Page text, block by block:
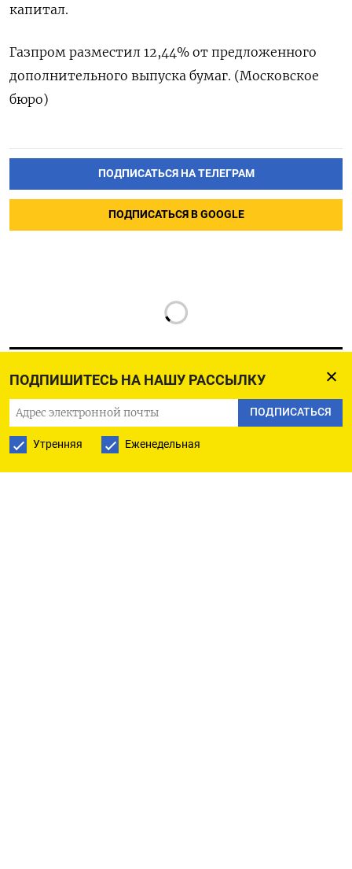
ПОДПИШИТЕСЬ НА НАШУ РАССЫЛКУ
ПОДПИСАТЬСЯ
Утренняя Еженедельная
капитал.
Газпром разместил 12,44% от предложенного
дополнительного выпуска бумаг. (Московское
бюро)
ПОДПИСАТЬСЯ НА ТЕЛЕГРАМ
ПОДПИСАТЬСЯ В GOOGLE
РУССКАЯ СЛУЖБА
ПОДПИШИТЕСЬ НА НАШУ РАССЫЛКУ